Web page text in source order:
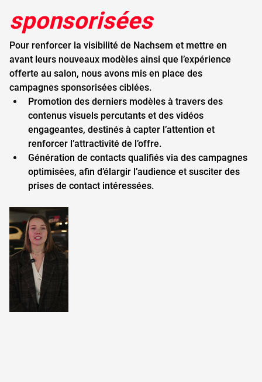
sponsorisées
Pour renforcer la visibilité de Nachsem et mettre en
avant leurs nouveaux modèles ainsi que l’expérience
offerte au salon, nous avons mis en place des
campagnes sponsorisées ciblées.
Promotion des derniers modèles à travers des
contenus visuels percutants et des vidéos
engageantes, destinés à capter l’attention et
renforcer l’attractivité de l’offre.
Génération de contacts qualifiés via des campagnes
optimisées, afin d’élargir l’audience et susciter des
prises de contact intéressées.